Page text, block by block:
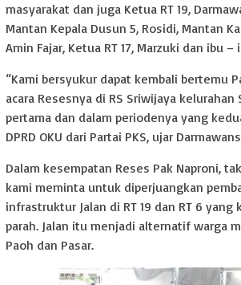
masyarakat dan juga Ketua RT 19,
Mantan Kepala Dusun 5, Rosidi, Mantan
Amin Fajar, Ketua RT 17, Marzuki dan ibu –
“Kami bersyukur dapat kembali bertemu
acara Resesnya di RS Sriwijaya kelurahan
pertama dan dalam periodenya yang
DPRD OKU dari Partai PKS, ujar
Dalam kesempatan Reses Pak Naproni,
kami meminta untuk diperjuangkan
infrastruktur Jalan di RT 19 dan RT 6
parah. Jalan itu menjadi alternatif warga
Paoh dan Pasar.